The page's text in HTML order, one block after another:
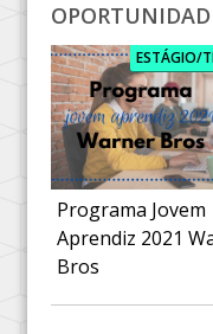
ESTÁGIO/
Programa Jovem
Aprendiz 2021
Bros